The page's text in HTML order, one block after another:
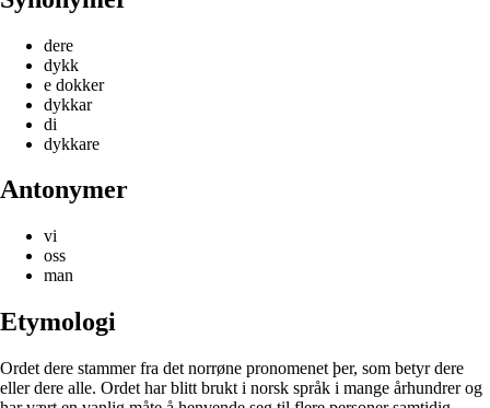
dere
dykk
e dokker
dykkar
di
dykkare
Antonymer
vi
oss
man
Etymologi
Ordet dere stammer fra det norrøne pronomenet þer, som betyr dere
eller dere alle. Ordet har blitt brukt i norsk språk i mange århundrer og